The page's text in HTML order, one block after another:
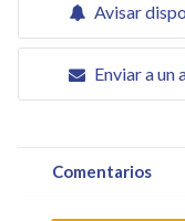
Avisar
Enviar a un
Comentarios